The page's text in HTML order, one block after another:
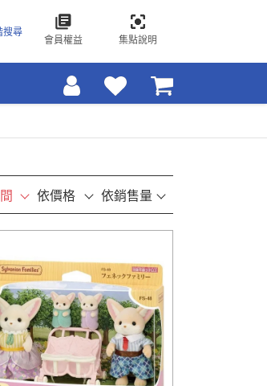
搜尋
會員權益 集點說明
依價格 依銷售量